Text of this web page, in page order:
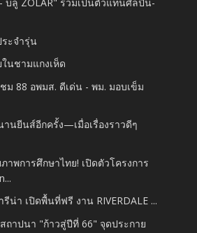
ระจำรุ่น
นชามแกงเห็ด
ม 88 อพมส. ดีเด่น - พม. มอบเข็ม
านยีนส์อีกครั้ง—เมื่อเรื่องราวดีๆ
าพการศึกษาไทย! เปิดตัวโครงการ
รีน่า เปิดพื้นที่ฟรี งาน RIVERDALE ...
ถาปนา "ก้าวสู่ปีที่ 66" จุดประกาย